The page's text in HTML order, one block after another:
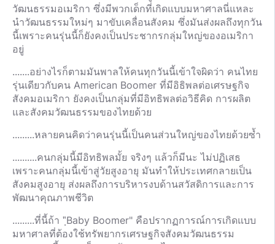
วัฒนธรรมอเมริกา ซึ่งมีพวกเด็กที่เกิดแบบมหาศาลนี่แหละ
นำวัฒนธรรมใหม่ๆ มาขับเคลื่อนสังคม ซึ่งมันส่งผลถึงทุกวัน
นี้เพราะคนรุ่นนี้ก็ยังคงเป็นประชากรกลุ่มใหญ่ของอเมริกา
อยู่
.......อย่างไรก็ตามมันพาลให้คนทุกวันนี้เข้าใจผิดว่า คนไทย
รุ่นเดียวกับคน American Boomer ที่มีอิธิพลต่อเศรษฐกิจ
สังคมอเมริกา ยังคงเป็นกลุ่มที่มีอิทธิพลต่อวิธีคิด การผลิต
และสังคมวัฒนธรรมของไทยด้วย
.........หลายคนคิดว่าคนรุ่นนี้เป็นคนส่วนใหญ่ของไทยด้วยซ้ำ
..........คนกลุ่มนี้มีอิทธิพลมั้ย จริงๆ แล้วก็มีนะ ไม่ปฏิเสธ
เพราะคนกลุ่มนี้เข้าสู่วัยสูงอายุ มันทำให้ประเทศกลายเป็น
สังคมสูงอายุ ส่งผลถึงการบริหารงบด้านสวัสดิการและการ
พัฒนาคุณภาพชีวิต
.........ที่นี้ถ้า "ฺBaby Boomer" คือปรากฏการณ์การเกิดแบบ
มหาศาลที่ต้องใช้ทรัพยากรเศรษฐกิจสังคมวัฒนธรรม